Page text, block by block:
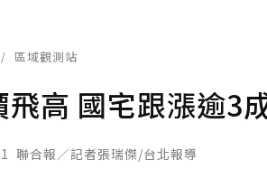
區域觀測站
飛高 國宅跟漲逾3
聯合報／記者張瑞傑/台北報導